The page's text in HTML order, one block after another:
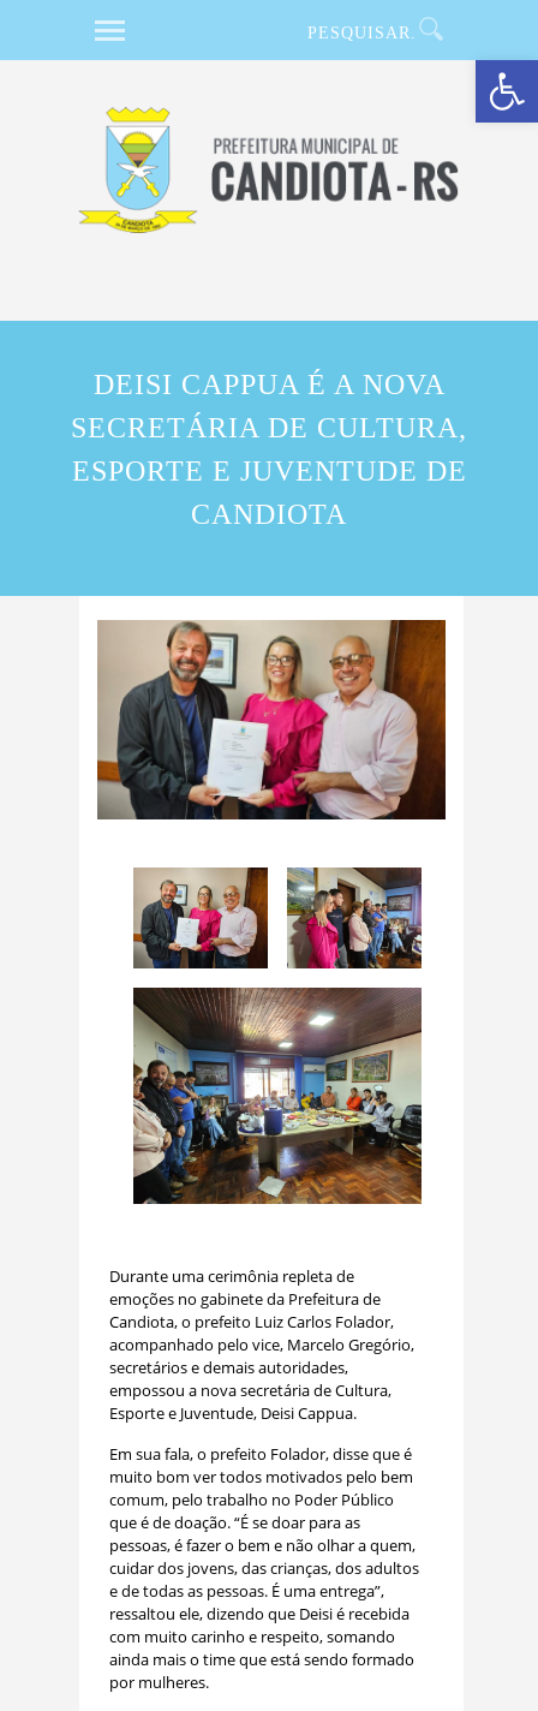
Barra de Ferramentas Aberta
DEISI CAPPUA É A NOVA
SECRETÁRIA DE CULTURA,
ESPORTE E JUVENTUDE DE
CANDIOTA
Durante uma cerimônia repleta de
emoções no gabinete da Prefeitura de
Candiota, o prefeito Luiz Carlos Folador,
acompanhado pelo vice, Marcelo Gregório,
secretários e demais autoridades,
empossou a nova secretária de Cultura,
Esporte e Juventude, Deisi Cappua.
Em sua fala, o prefeito Folador, disse que é
muito bom ver todos motivados pelo bem
comum, pelo trabalho no Poder Público
que é de doação. “É se doar para as
pessoas, é fazer o bem e não olhar a quem,
cuidar dos jovens, das crianças, dos adultos
e de todas as pessoas. É uma entrega”,
ressaltou ele, dizendo que Deisi é recebida
com muito carinho e respeito, somando
ainda mais o time que está sendo formado
por mulheres.